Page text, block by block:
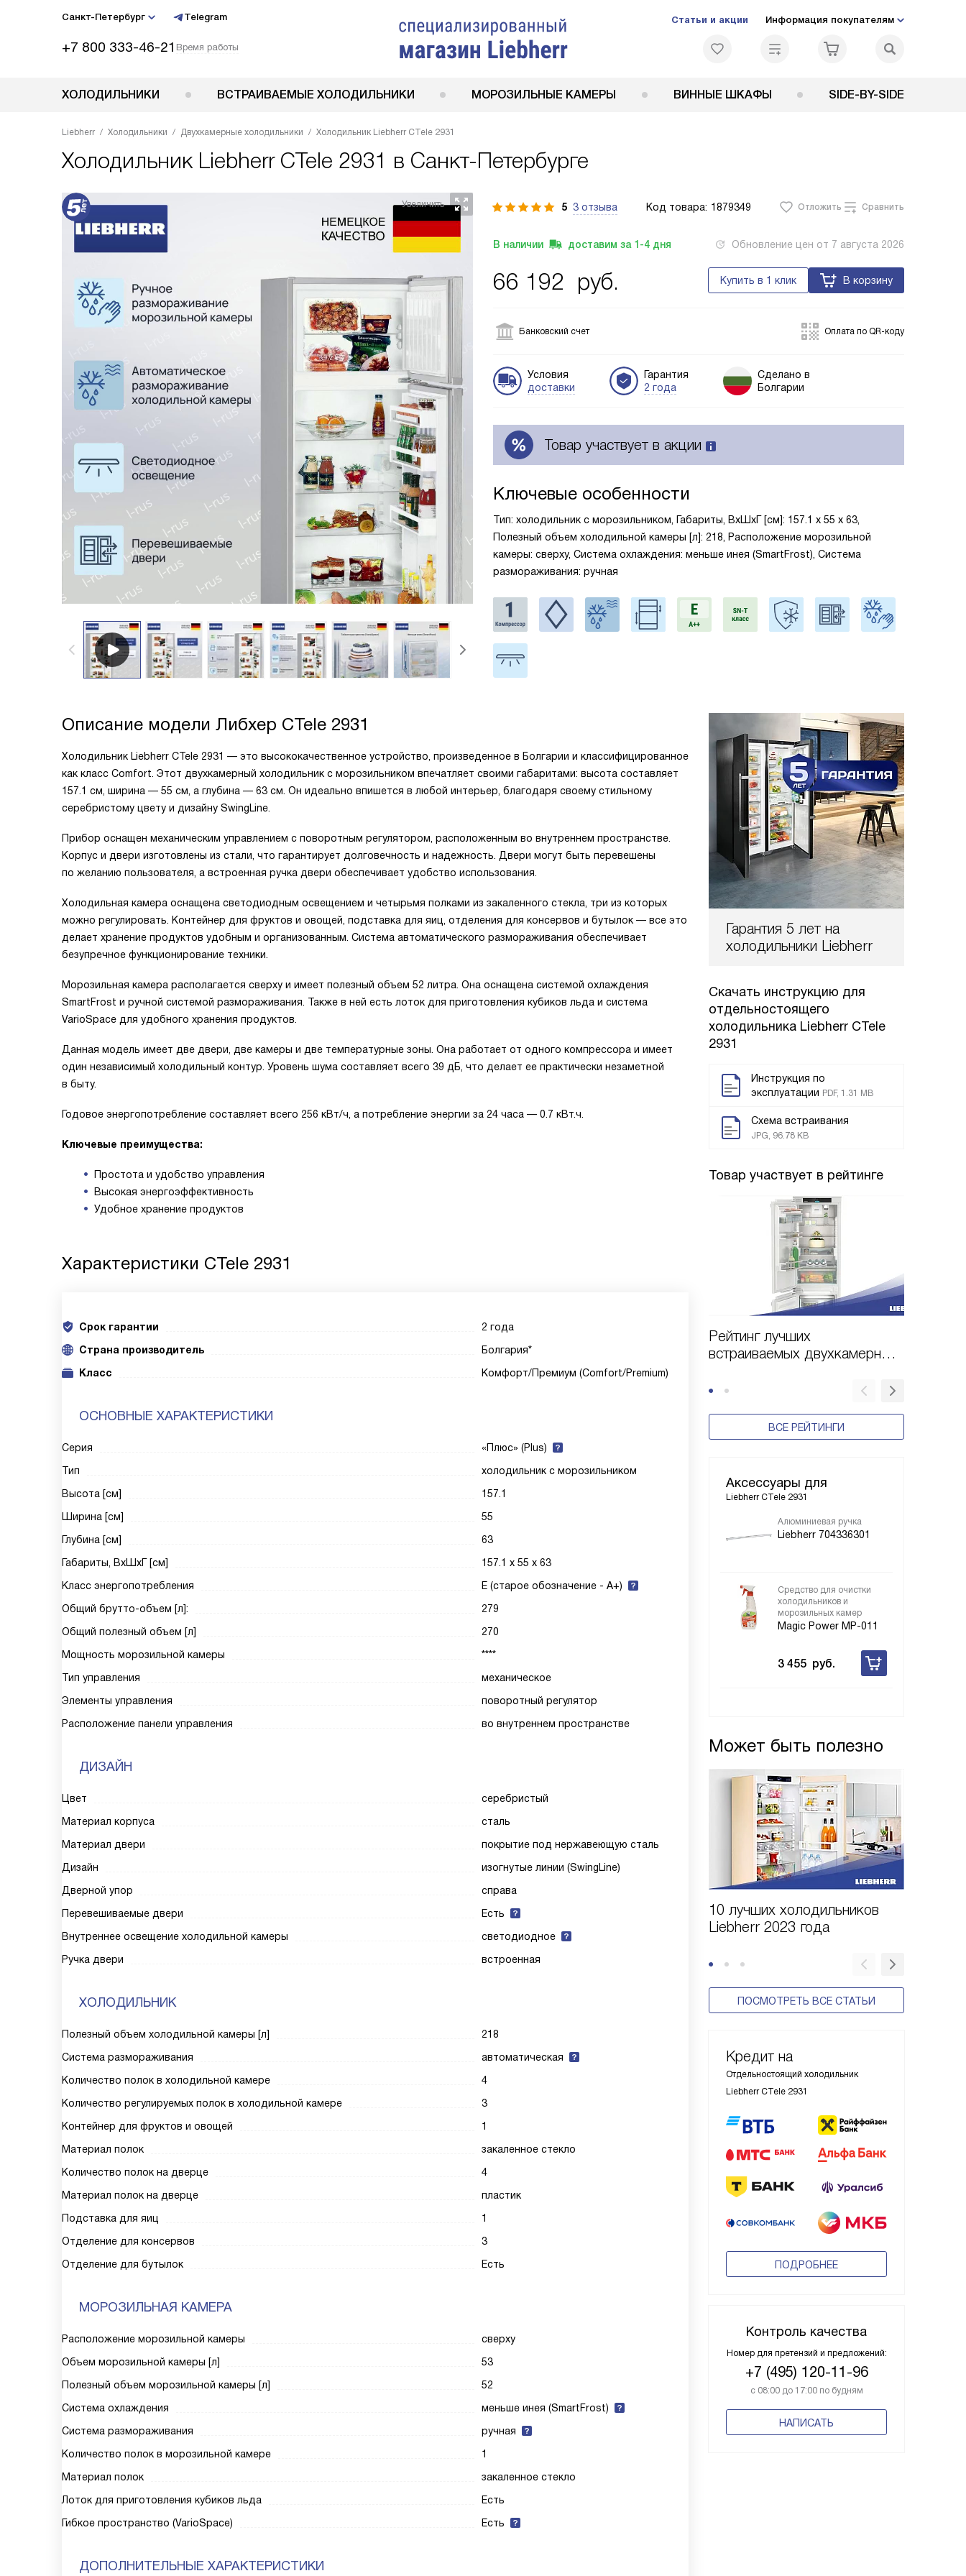
Санкт-Петербург Telegram
+7 800 333-46-21 Время работы
Статьи и акции Информация покупателям
ХОЛОДИЛЬНИКИ ВСТРАИВАЕМЫЕ ХОЛОДИЛЬНИКИ МОРОЗИЛЬНЫЕ КАМЕРЫ ВИННЫЕ ШКАФЫ SIDE-BY-SIDE
Liebherr Холодильники Двухкамерные холодильники Холодильник Liebherr CTele 2931
Холодильник Liebherr CTele 2931 в Санкт-Петербурге
5 3 отзыва Код товара: 1879349 Отложить Сравнить
В наличии доставим за 1-4 дня Обновление цен от 7 августа 2026
66 192 руб. Купить в 1 клик В корзину
Банковский счет Оплата по QR-коду
Условия
доставки
Гарантия
2 года
Сделано в
Болгарии
Товар участвует в акции
Ключевые особенности
Тип: холодильник с морозильником, Габариты, ВxШxГ [см]: 157.1 х 55 х 63,
Полезный объем холодильной камеры [л]: 218, Расположение морозильной
камеры: сверху, Система охлаждения: меньше инея (SmartFrost), Система
размораживания: ручная
Гарантия 5 лет на
холодильники Liebherr
Скачать инструкцию для
отдельностоящего
холодильника Liebherr CTele
2931
Инструкция по
эксплуатации PDF, 1.31 MB
Схема встраивания
JPG, 96.78 KB
Товар участвует в рейтинге
Рейтинг лучших
встраиваемых двухкамерных
цене и качеству в 2025 году
ВСЕ РЕЙТИНГИ
Аксессуары для
Liebherr CTele 2931
Алюминиевая ручка
Liebherr 704336301
Средство для очистки
холодильников и
морозильных камер
Magic Power MP-011
3 455 руб.
Может быть полезно
10 лучших холодильников
Liebherr 2023 года
ПОСМОТРЕТЬ ВСЕ СТАТЬИ
Кредит на
Отдельностоящий холодильник
Liebherr CTele 2931
ПОДРОБНЕЕ
Контроль качества
Номер для претензий и предложений:
+7 (495) 120-11-96
с 08:00 до 17:00 по будням
НАПИСАТЬ
Описание модели Либхер CTele 2931
Холодильник Liebherr CTele 2931 — это высококачественное устройство, произведенное в Болгарии и классифицированное
как класс Comfort. Этот двухкамерный холодильник с морозильником впечатляет своими габаритами: высота составляет
157.1 см, ширина — 55 см, а глубина — 63 см. Он идеально впишется в любой интерьер, благодаря своему стильному
серебристому цвету и дизайну SwingLine.
Прибор оснащен механическим управлением с поворотным регулятором, расположенным во внутреннем пространстве.
Корпус и двери изготовлены из стали, что гарантирует долговечность и надежность. Двери могут быть перевешены
по желанию пользователя, а встроенная ручка двери обеспечивает удобство использования.
Холодильная камера оснащена светодиодным освещением и четырьмя полками из закаленного стекла, три из которых
можно регулировать. Контейнер для фруктов и овощей, подставка для яиц, отделения для консервов и бутылок — все это
делает хранение продуктов удобным и организованным. Система автоматического размораживания обеспечивает
безупречное функционирование техники.
Морозильная камера располагается сверху и имеет полезный объем 52 литра. Она оснащена системой охлаждения
SmartFrost и ручной системой размораживания. Также в ней есть лоток для приготовления кубиков льда и система
VarioSpace для удобного хранения продуктов.
Данная модель имеет две двери, две камеры и две температурные зоны. Она работает от одного компрессора и имеет
один независимый холодильный контур. Уровень шума составляет всего 39 дБ, что делает ее практически незаметной
в быту.
Годовое энергопотребление составляет всего 256 кВт/ч, а потребление энергии за 24 часа — 0.7 кВт.ч.
Ключевые преимущества:
Простота и удобство управления
Высокая энергоэффективность
Удобное хранение продуктов
Характеристики CTele 2931
Срок гарантии
2 года
Cтрана производитель
Болгария*
Класс
Комфорт/Премиум (Comfort/Premium)
ОСНОВНЫЕ ХАРАКТЕРИСТИКИ
Серия
«Плюс» (Plus)
Тип
холодильник с морозильником
Высота [см]
157.1
Ширина [см]
55
Глубина [см]
63
Габариты, ВxШxГ [см]
157.1 х 55 х 63
Класс энергопотребления
E (старое обозначение - A+)
Общий брутто-объем [л]:
279
Общий полезный объем [л]
270
Мощность морозильной камеры
****
Тип управления
механическое
Элементы управления
поворотный регулятор
Расположение панели управления
во внутреннем пространстве
ДИЗАЙН
Цвет
серебристый
Материал корпуса
сталь
Материал двери
покрытие под нержавеющую сталь
Дизайн
изогнутые линии (SwingLine)
Дверной упор
справа
Перевешиваемые двери
Есть
Внутреннее освещение холодильной камеры
светодиодное
Ручка двери
встроенная
ХОЛОДИЛЬНИК
Полезный объем холодильной камеры [л]
218
Система размораживания
автоматическая
Количество полок в холодильной камере
4
Количество регулируемых полок в холодильной камере
3
Контейнер для фруктов и овощей
1
Материал полок
закаленное стекло
Количество полок на дверце
4
Материал полок на дверце
пластик
Подставка для яиц
1
Отделение для консервов
3
Отделение для бутылок
Есть
МОРОЗИЛЬНАЯ КАМЕРА
Расположение морозильной камеры
сверху
Объем морозильной камеры [л]
53
Полезный объем морозильной камеры [л]
52
Система охлаждения
меньше инея (SmartFrost)
Система размораживания
ручная
Количество полок в морозильной камере
1
Материал полок
закаленное стекло
Лоток для приготовления кубиков льда
Есть
Гибкое пространство (VarioSpace)
Есть
ДОПОЛНИТЕЛЬНЫЕ ХАРАКТЕРИСТИКИ